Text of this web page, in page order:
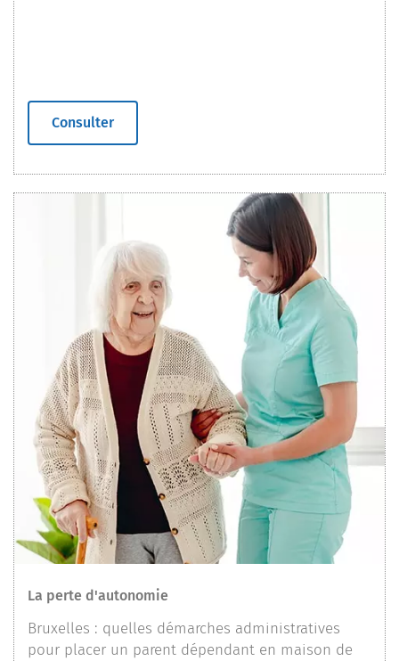
Consulter
La perte d'autonomie
Bruxelles : quelles démarches administratives
pour placer un parent dépendant en maison de